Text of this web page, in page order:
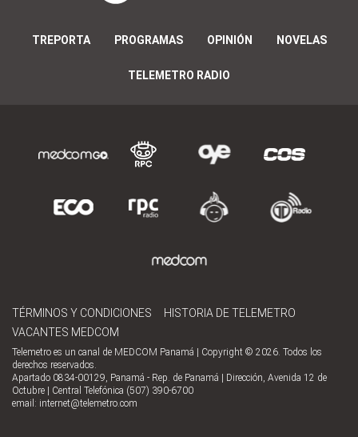
TREPORTA PROGRAMAS OPINIÓN NOVELAS
TELEMETRO RADIO
TÉRMINOS Y CONDICIONES
HISTORIA DE TELEMETRO
VACANTES MEDCOM
Telemetro es un canal de MEDCOM Panamá | Copyright © 2026. Todos los
derechos reservados.
Apartado 0834-00129, Panamá - Rep. de Panamá | Dirección, Avenida 12 de
Octubre | Central Telefónica (507) 390-6700
email: internet@telemetro.com